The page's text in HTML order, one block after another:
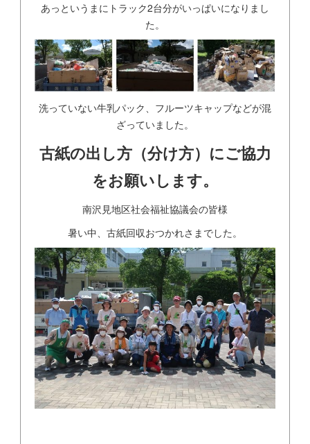
あっというまにトラック2台分がいっぱいになりまし
た。
洗っていない牛乳パック、フルーツキャップなどが混
ざっていました。
古紙の出し方（分け方）にご協力
をお願いします。
南沢見地区社会福祉協議会の皆様
暑い中、古紙回収おつかれさまでした。